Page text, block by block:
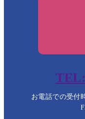
お電話での受付